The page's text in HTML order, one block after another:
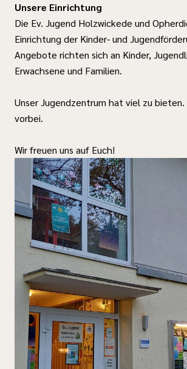
Unsere Einrichtung
Die Ev. Jugend Holzwickede und
Einrichtung der Kinder- und
Angebote richten sich an Kinder,
Erwachsene und Familien.
Unser Jugendzentrum hat viel zu
vorbei.
Wir freuen uns auf Euch!